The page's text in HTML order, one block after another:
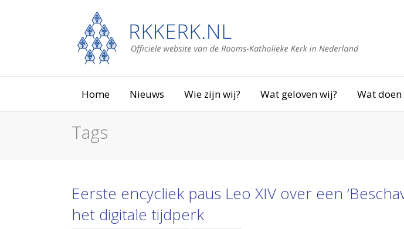
Home Nieuws Wie zijn wij? Wat geloven wij? Wat doen
Tags
Eerste encycliek paus Leo XIV over een
het digitale tijdperk